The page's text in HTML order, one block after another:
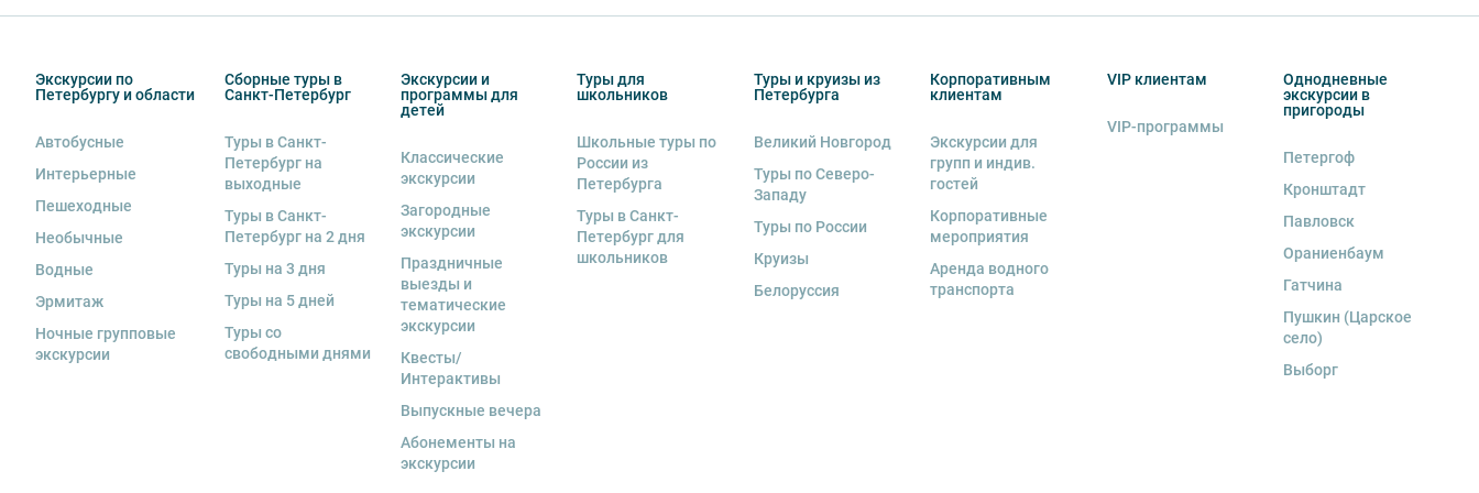
если экскурсионная программа отменяется по инициативе экскурсионного объекта. В случае
8. На ряд экскурсий туроператор предоставляет в аренду аудиооборудование. Ответственность за
сохранность оборудования во время проведения экскурсионной программы возлагается на
стоимость комплекта в размере 5500 руб. 00 коп.
Экскурсии по
Петербургу и области
Автобусные
Интерьерные
Пешеходные
Необычные
Водные
Эрмитаж
Ночные групповые
экскурсии
Сборные туры в
Санкт-Петербург
Туры в Санкт-
Петербург на
выходные
Туры в Санкт-
Петербург на 2 дня
Туры на 3 дня
Туры на 5 дней
Туры со
свободными днями
Экскурсии и
программы для
детей
Классические
экскурсии
Загородные
экскурсии
Праздничные
выезды и
тематические
экскурсии
Квесты/
Интерактивы
Выпускные вечера
Абонементы на
экскурсии
Туры для
школьников
Школьные туры по
России из
Петербурга
Туры в Санкт-
Петербург для
школьников
Туры и круизы из
Петербурга
Великий Новгород
Туры по Северо-
Западу
Туры по России
Круизы
Белоруссия
Корпоративным
клиентам
Экскурсии для
групп и индив.
гостей
Корпоративные
мероприятия
Аренда водного
транспорта
VIP клиентам
VIP-программы
Однодневные
экскурсии в
пригороды
Петергоф
Кронштадт
Павловск
Ораниенбаум
Гатчина
Пушкин (Царское
село)
Выборг